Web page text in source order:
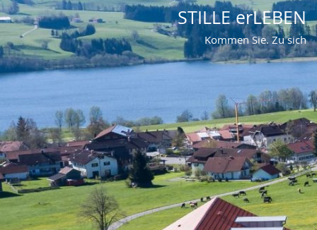
STILLE erLEBEN
Kommen Sie. Zu sich